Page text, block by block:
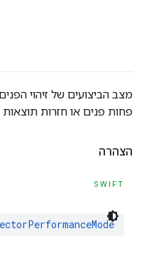
מצב הביצועים של זיהוי
פחות פנים או חזרות
הצהרה
SWIFT